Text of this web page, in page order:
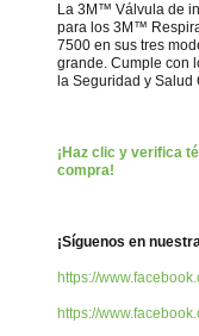
La 3M™ Válvula de
para los 3M™
7500 en sus tres
grande. Cumple con
la Seguridad y
¡Haz clic y verifica
compra!
¡Síguenos en
https://
https://